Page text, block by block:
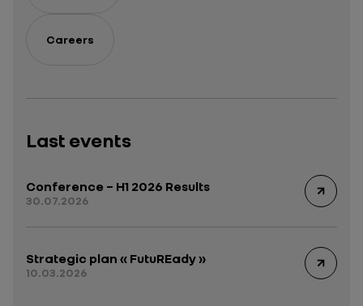
Careers
Last events
Conference – H1 2026 Results
30.07.2026
Strategic plan « FutuREady »
10.03.2026